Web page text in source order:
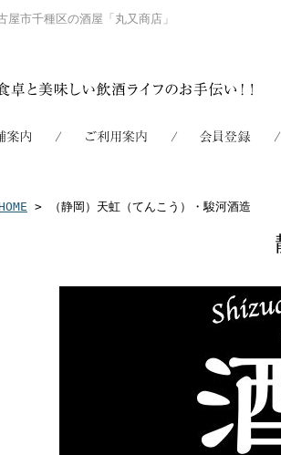
市千種区の酒屋「丸又商店」
> （静岡）天虹（てんこう）・駿河酒造